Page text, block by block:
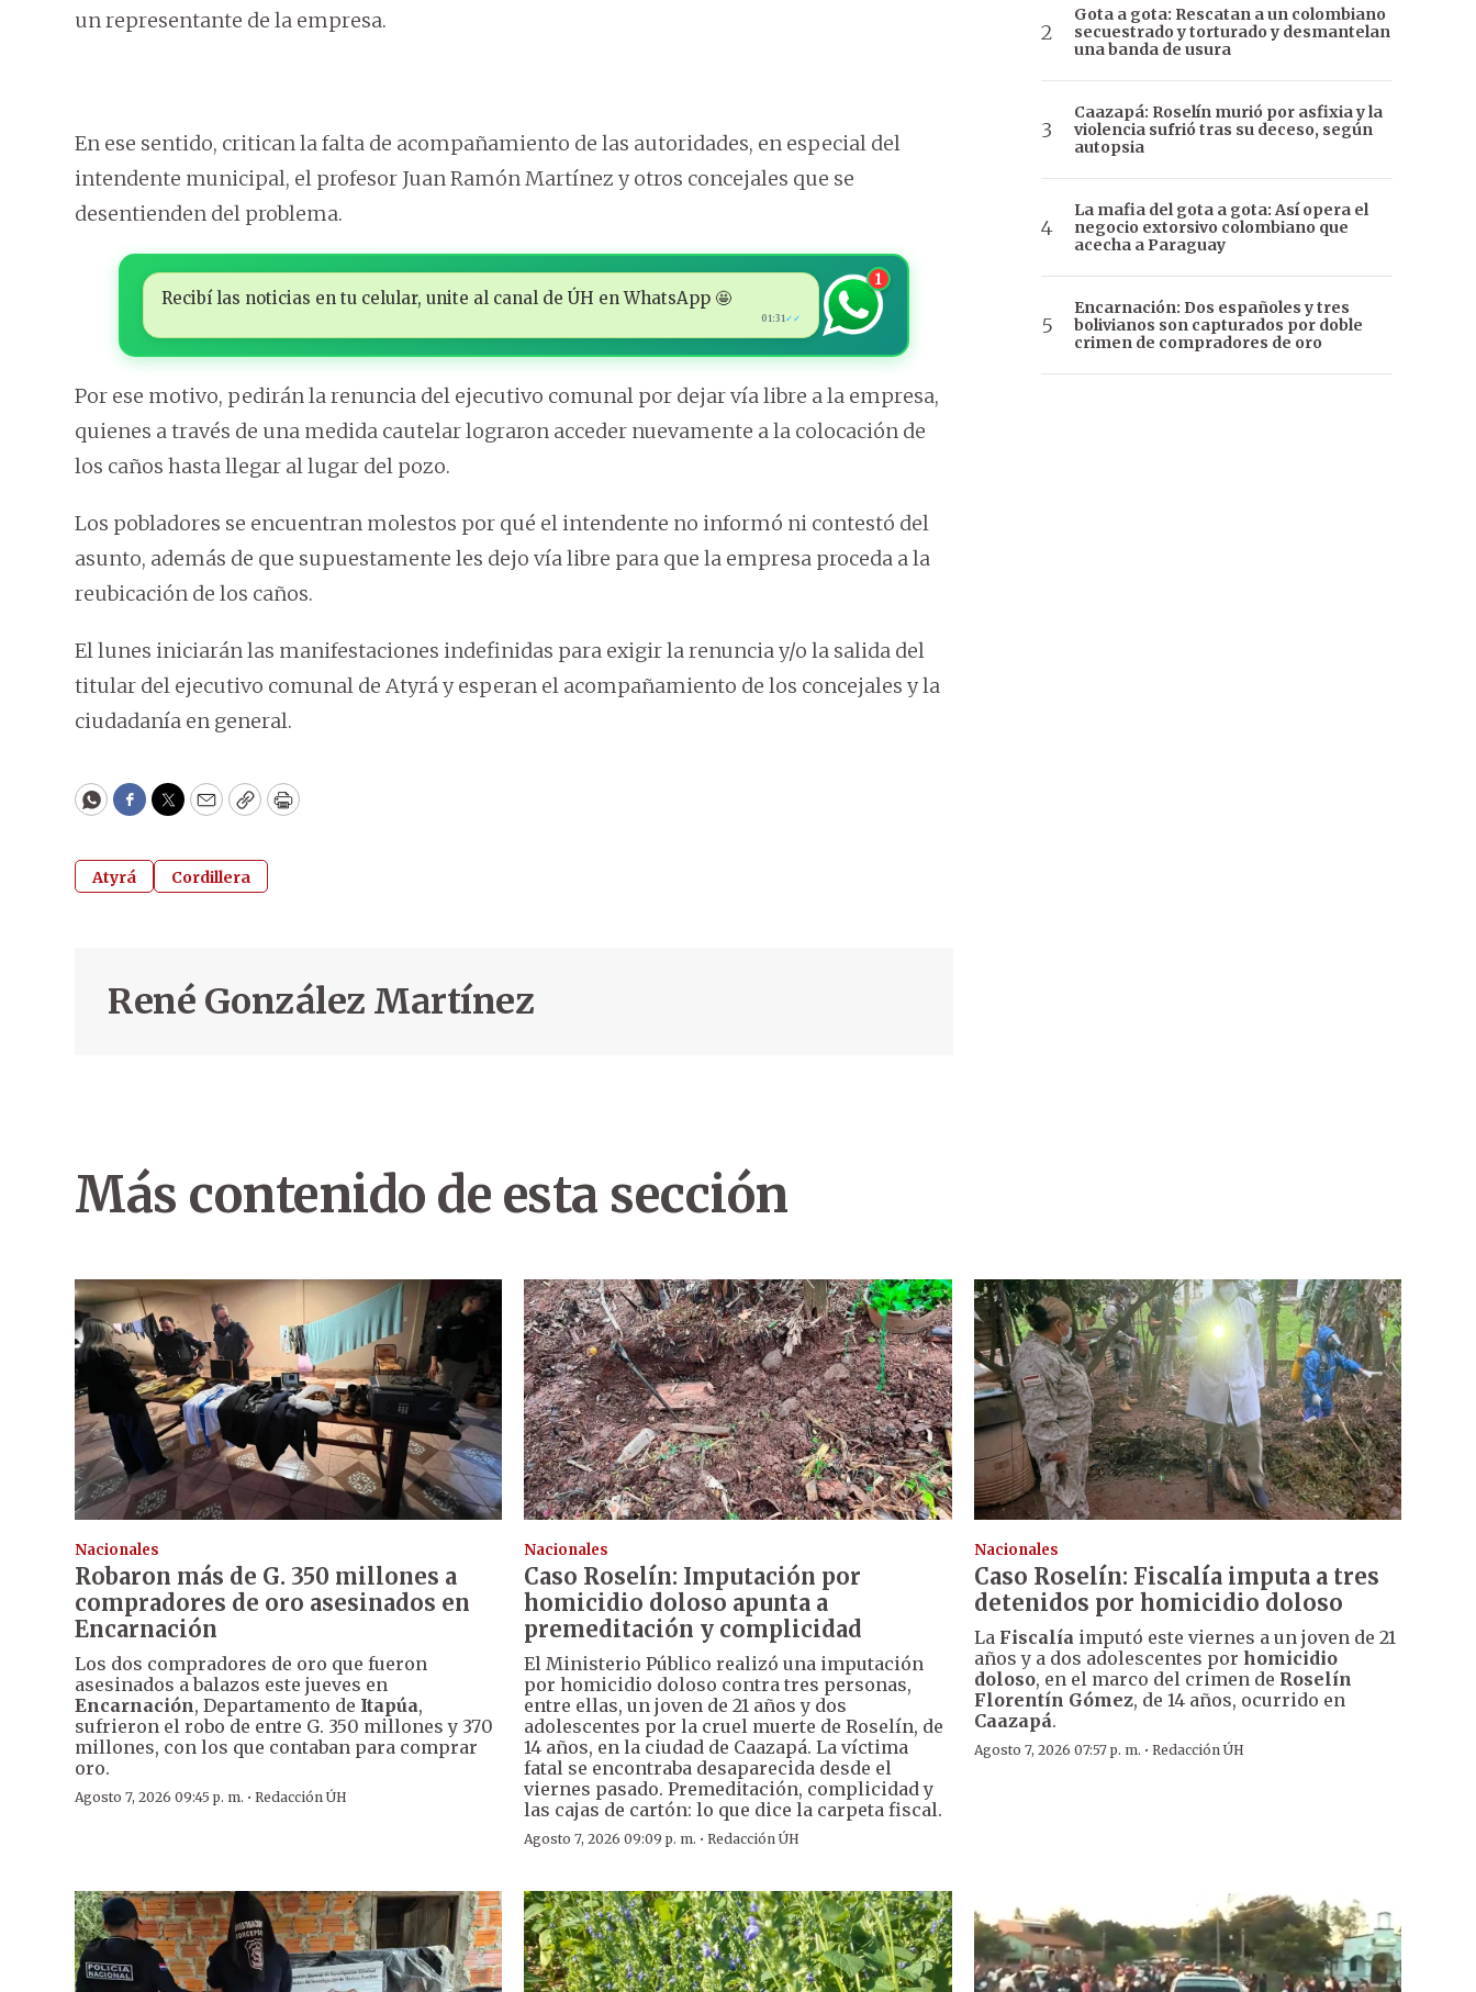
un representante de la empresa.
En ese sentido, critican la falta de acompañamiento de las autoridades, en especial del
intendente municipal, el profesor Juan Ramón Martínez y otros concejales que se
desentienden del problema.
Recibí las noticias en tu celular, unite al canal de ÚH en WhatsApp 🤩
01:31✓✓
1
Por ese motivo, pedirán la renuncia del ejecutivo comunal por dejar vía libre a la empresa,
quienes a través de una medida cautelar lograron acceder nuevamente a la colocación de
los caños hasta llegar al lugar del pozo.
Los pobladores se encuentran molestos por qué el intendente no informó ni contestó del
asunto, además de que supuestamente les dejo vía libre para que la empresa proceda a la
reubicación de los caños.
El lunes iniciarán las manifestaciones indefinidas para exigir la renuncia y/o la salida del
titular del ejecutivo comunal de Atyrá y esperan el acompañamiento de los concejales y la
ciudadanía en general.
WhatsApp
Facebook
Twitter
EmailCopyPrint
Atyrá Cordillera
René González Martínez
Gota a gota: Rescatan a un colombiano
secuestrado y torturado y desmantelan
una banda de usura
Caazapá: Roselín murió por asfixia y la
violencia sufrió tras su deceso, según
autopsia
La mafia del gota a gota: Así opera el
negocio extorsivo colombiano que
acecha a Paraguay
Encarnación: Dos españoles y tres
bolivianos son capturados por doble
crimen de compradores de oro
Más contenido de esta sección
Nacionales
Robaron más de G. 350 millones a
compradores de oro asesinados en
Encarnación
Los dos compradores de oro que fueron
asesinados a balazos este jueves en
Encarnación, Departamento de Itapúa,
sufrieron el robo de entre G. 350 millones y 370
millones, con los que contaban para comprar
oro.
Agosto 7, 2026 09:45 p. m. · Redacción ÚH
Nacionales
Caso Roselín: Imputación por
homicidio doloso apunta a
premeditación y complicidad
El Ministerio Público realizó una imputación
por homicidio doloso contra tres personas,
entre ellas, un joven de 21 años y dos
adolescentes por la cruel muerte de Roselín, de
14 años, en la ciudad de Caazapá. La víctima
fatal se encontraba desaparecida desde el
viernes pasado. Premeditación, complicidad y
las cajas de cartón: lo que dice la carpeta fiscal.
Agosto 7, 2026 09:09 p. m. ·Redacción ÚH
Nacionales
Caso Roselín: Fiscalía imputa a tres
detenidos por homicidio doloso
La Fiscalíaimputó este viernes a un joven de 21
años y a dos adolescentes por homicidio
doloso, en el marco del crimen de Roselín
Florentín Gómez, de 14 años, ocurrido en
Caazapá.
Agosto 7, 2026 07:57 p. m. · Redacción ÚH